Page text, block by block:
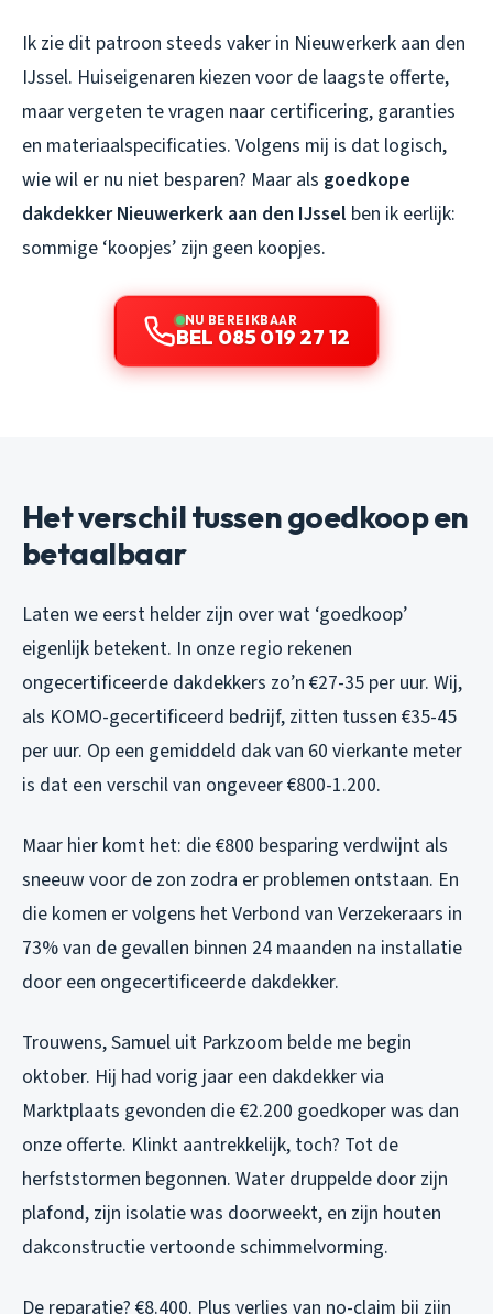
Ik zie dit patroon steeds vaker in Nieuwerkerk aan den
IJssel. Huiseigenaren kiezen voor de laagste offerte,
maar vergeten te vragen naar certificering, garanties
en materiaalspecificaties. Volgens mij is dat logisch,
wie wil er nu niet besparen? Maar als goedkope
dakdekker Nieuwerkerk aan den IJssel ben ik eerlijk:
sommige ‘koopjes’ zijn geen koopjes.
NU BEREIKBAAR
BEL 085 019 27 12
Het verschil tussen goedkoop en
betaalbaar
Laten we eerst helder zijn over wat ‘goedkoop’
eigenlijk betekent. In onze regio rekenen
ongecertificeerde dakdekkers zo’n €27-35 per uur. Wij,
als KOMO-gecertificeerd bedrijf, zitten tussen €35-45
per uur. Op een gemiddeld dak van 60 vierkante meter
is dat een verschil van ongeveer €800-1.200.
Maar hier komt het: die €800 besparing verdwijnt als
sneeuw voor de zon zodra er problemen ontstaan. En
die komen er volgens het Verbond van Verzekeraars in
73% van de gevallen binnen 24 maanden na installatie
door een ongecertificeerde dakdekker.
Trouwens, Samuel uit Parkzoom belde me begin
oktober. Hij had vorig jaar een dakdekker via
Marktplaats gevonden die €2.200 goedkoper was dan
onze offerte. Klinkt aantrekkelijk, toch? Tot de
herfststormen begonnen. Water druppelde door zijn
plafond, zijn isolatie was doorweekt, en zijn houten
dakconstructie vertoonde schimmelvorming.
De reparatie? €8.400. Plus verlies van no-claim bij zijn